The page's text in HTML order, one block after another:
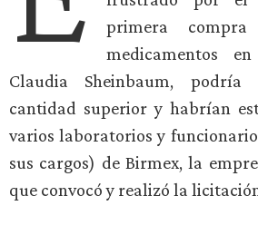
primera
medicamentos
Claudia Sheinbaum,
cantidad superior y habrían
varios laboratorios y
sus cargos) de Birmex, la
que convocó y realizó la